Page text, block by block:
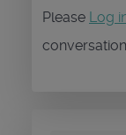
Please Log